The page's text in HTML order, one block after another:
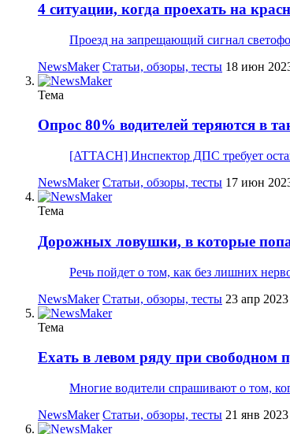
4 ситуации, когда проехать на
Проезд на запрещающий сигнал
NewsMaker Статьи, обзоры, тесты 18 июн
Тема
Опрос 80% водителей теряются в
[ATTACH] Инспектор ДПС требует
NewsMaker Статьи, обзоры, тесты 17 июн
Тема
Дорожных ловушки, в которые
Речь пойдет о том, как без лишних
NewsMaker Статьи, обзоры, тесты 23 апр 2023
Тема
Ехать в левом ряду при свободном
Многие водители спрашивают о том,
NewsMaker Статьи, обзоры, тесты 21 янв 2023